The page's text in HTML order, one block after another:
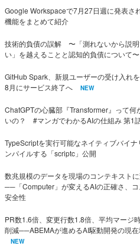
Google Workspaceで7月27日週に発表さ
機能をまとめて紹介
技術的負債の誤解 〜「測れないから説
い」を越えることと認知的負債について〜
GitHub Spark、新規ユーザーの受け入れ
8月にサービス終了へ
NEW
ChatGPTの心臓部『Transformer』って何
いの？ #マンガでわかるAIの仕組み 第1
TypeScriptを実行可能なネイティブバイナ
ンパイルする「scriptc」公開
数兆規模のデータを現場のコンテキスト
──「Computer」が変えるAIの正確さ、コ
安全性
PR数1.6倍、変更行数1.8倍、平均マージ
削減──ABEMAが進めるAI駆動開発の現
NEW